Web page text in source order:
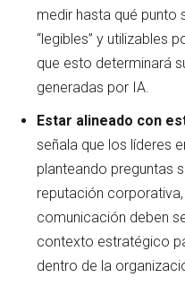
medir hasta qué
“legibles” y utilizables
que esto determinará
generadas por IA.
Estar alineado con
señala que los líderes
planteando preguntas
reputación
comunicación deben
contexto estratégico
dentro de la